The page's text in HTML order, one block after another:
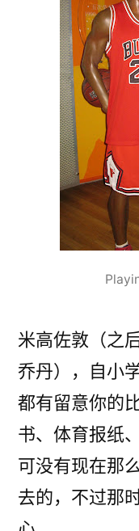
米高佐敦（之
乔丹），自小
都有留意你的
书、体育报纸
可没有现在那
去的，不过那